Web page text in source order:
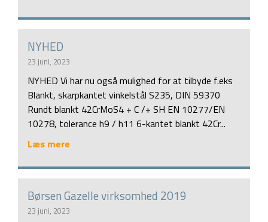
NYHED
23 juni, 2023
NYHED Vi har nu også mulighed for at tilbyde f.eks
Blankt, skarpkantet vinkelstål S235, DIN 59370
Rundt blankt 42CrMoS4 + C /+ SH EN 10277/EN
10278, tolerance h9 / h11 6-kantet blankt 42Cr...
Læs mere
Børsen Gazelle virksomhed 2019
23 juni, 2023